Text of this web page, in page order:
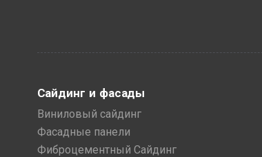
Сайдинг и фасады
Виниловый сайдинг
Фасадные панели
Фиброцементный Сайдинг